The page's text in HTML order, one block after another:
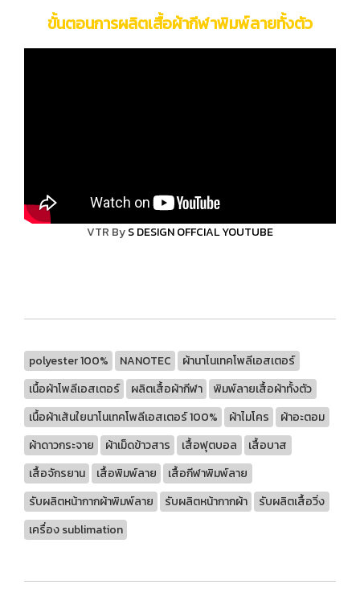
ขั้นตอนการผลิตเสื้อผ้ากีฬาพิมพ์ลายทั้งตัว
VTR ByS DESIGN OFFCIAL YOUTUBE
polyester 100% NANOTEC
ผ้านาโนเทคโพลีเอสเตอร์
เนื้อผ้าโพลีเอสเตอร์
ผลิตเสื้อผ้ากีฬา
พิมพ์ลายเสื้อผ้าทั้งตัว
เนื้อผ้าเส้นใยนาโนเทคโพลีเอสเตอร์ 100%
ผ้าไมโคร
ผ้าอะตอม
ผ้าดาวกระจาย
ผ้าเม็ดข้าวสาร เสื้อฟุตบอล
เสื้อบาส
เสื้อจักรยาน
เสื้อพิมพ์ลาย
เสื้อกีฬาพิมพ์ลาย
รับผลิตหน้ากากผ้าพิมพ์ลาย
รับผลิตหน้ากากผ้า
รับผลิตเสื้อวิ่ง
เครื่อง sublimation